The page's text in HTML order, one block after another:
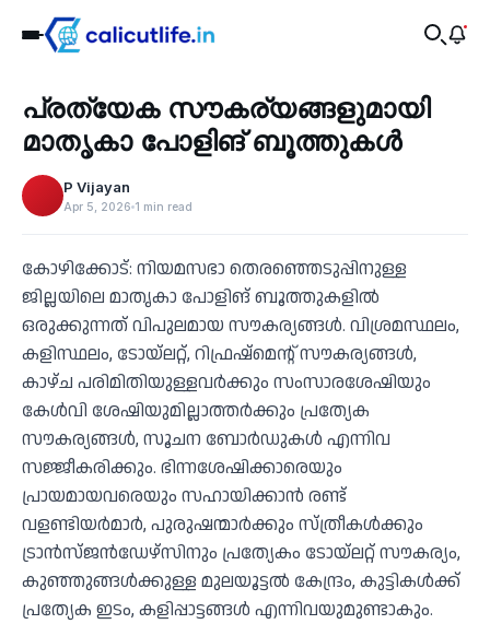
‹
Recent
പ്രത്യേക സൗകര്യങ്ങളുമായി
മാതൃകാ പോളിങ് ബൂത്തുകള്‍
P Vijayan
Apr 5, 2026 1 min read
കോഴിക്കോട്: നിയമസഭാ തെരഞ്ഞെടുപ്പിനുള്ള
ജില്ലയിലെ മാതൃകാ പോളിങ് ബൂത്തുകളില്‍
ഒരുക്കുന്നത് വിപുലമായ സൗകര്യങ്ങള്‍. വിശ്രമസ്ഥലം,
കളിസ്ഥലം, ടോയ്‌ലറ്റ്, റിഫ്രഷ്മെന്റ് സൗകര്യങ്ങള്‍,
കാഴ്ച പരിമിതിയുള്ളവര്‍ക്കും സംസാരശേഷിയും
കേള്‍വി ശേഷിയുമില്ലാത്തര്‍ക്കും പ്രത്യേക
സൗകര്യങ്ങള്‍, സൂചന ബോര്‍ഡുകള്‍ എന്നിവ
സജ്ജീകരിക്കും. ഭിന്നശേഷിക്കാരെയും
പ്രായമായവരെയും സഹായിക്കാന്‍ രണ്ട്
വളണ്ടിയര്‍മാര്‍, പുരുഷന്മാര്‍ക്കും സ്ത്രീകള്‍ക്കും
ട്രാന്‍സ്ജന്‍ഡേഴ്‌സിനും പ്രത്യേകം ടോയ്‌ലറ്റ് സൗകര്യം,
കുഞ്ഞുങ്ങള്‍ക്കുള്ള മുലയൂട്ടല്‍ കേന്ദ്രം, കുട്ടികള്‍ക്ക്
പ്രത്യേക ഇടം, കളിപ്പാട്ടങ്ങള്‍ എന്നിവയുമുണ്ടാകും.